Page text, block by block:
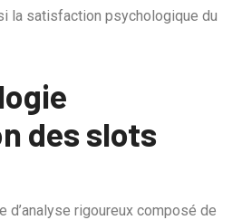
la satisfaction psychologique du
des slots
d’analyse rigoureux composé de